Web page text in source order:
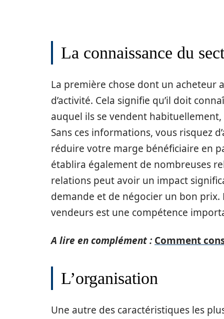
La connaissance du
La première chose dont un acheteur
d’activité. Cela signifie qu’il doit
auquel ils se vendent
Sans ces informations, vous risquez
réduire votre marge bénéficiaire en
établira également de nombreuses
relations peut avoir un impact
demande et de négocier un bon prix.
vendeurs est une compétence
A lire en complément : Comment
L’organisation
Une autre des caractéristiques les